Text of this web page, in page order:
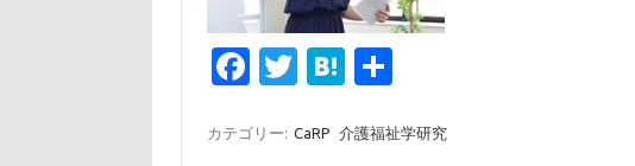
Fa
e
T
it
H
e
カテゴリー: CaRP 介護福祉学研究